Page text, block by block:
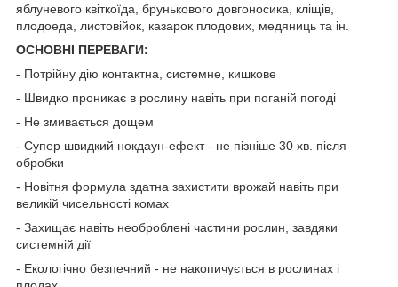
яблуневого квіткоїда, брунькового довгоносика, кліщів,
плодоеда, листовійок, казарок плодових, медяниць та ін.
ОСНОВНІ ПЕРЕВАГИ:
- Потрійну дію контактна, системне, кишкове
- Швидко проникає в рослину навіть при поганій погоді
- Не змивається дощем
- Супер швидкий нокдаун-ефект - не пізніше 30 хв. після
обробки
- Новітня формула здатна захистити врожай навіть при
великій чисельності комах
- Захищає навіть необроблені частини рослин, завдяки
системній дії
- Екологічно безпечний - не накопичується в рослинах і